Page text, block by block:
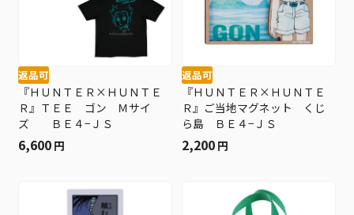
返品可
『ＨＵＮＴＥＲ×ＨＵＮＴＥ
Ｒ』ＴＥＥ ゴン Ｍサイ
ズ ＢＥ４−ＪＳ
6,600 円
返品可
『ＨＵＮＴＥＲ×ＨＵＮＴＥ
Ｒ』ご当地マグネット くじ
ら島 ＢＥ４−ＪＳ
2,200 円